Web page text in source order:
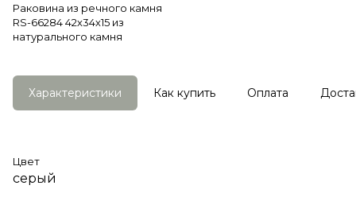
Раковина из речного камня
RS-66284 42х34х15 из
натурального камня
Характеристики Как купить Оплата
Цвет
серый